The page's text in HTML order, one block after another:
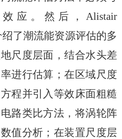
应。然后， Alistair
了潮流能资源评估的多
尺度层面，结合水头差
进行估算；在区域尺度
程并引入等效床面粗糙
路类比方法，将涡轮阵
值分析；在装置尺度层